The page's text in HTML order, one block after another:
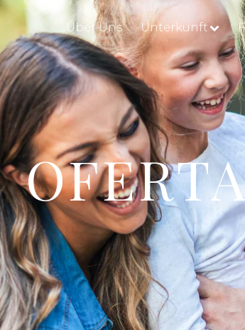
Über Uns Unterkunft